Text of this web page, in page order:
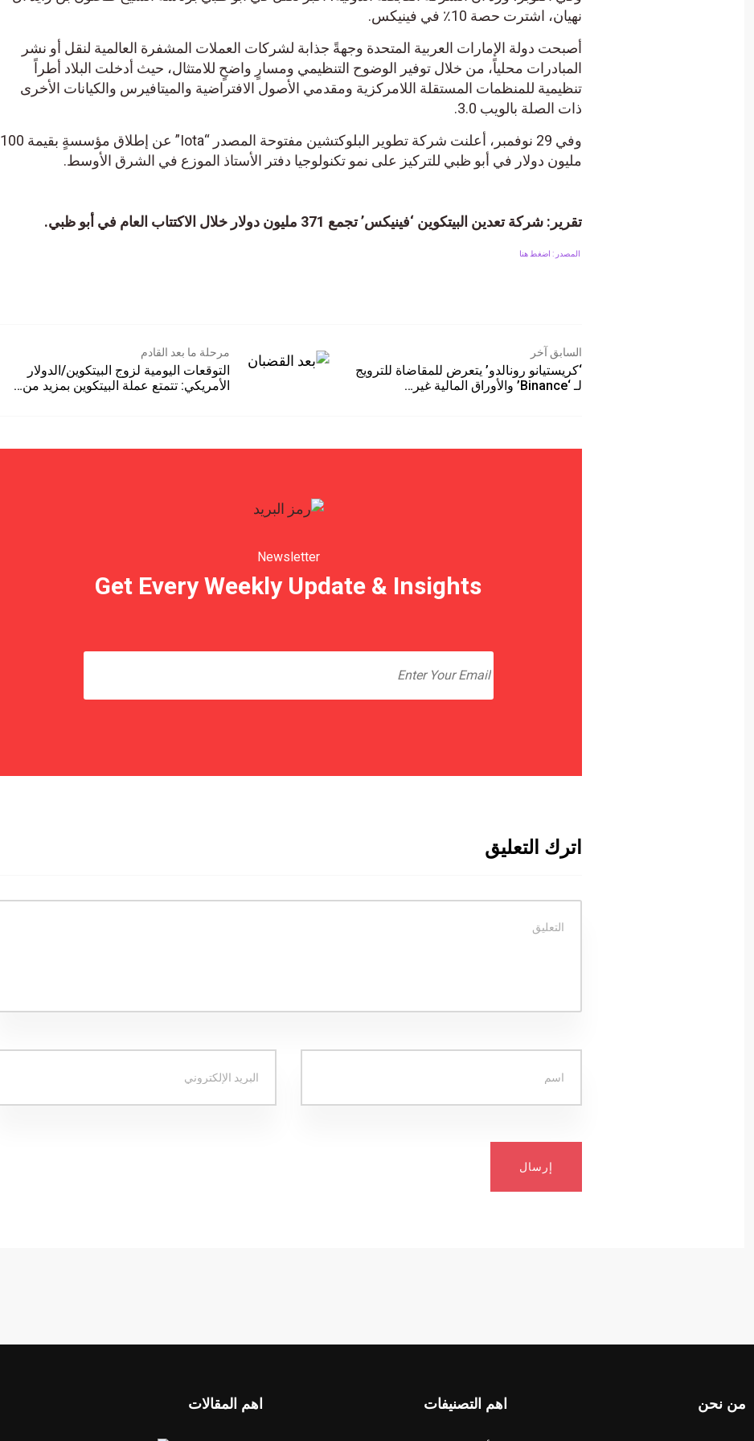
نهيان، اشترت حصة 10٪ في فينيكس.
أصبحت دولة الإمارات العربية المتحدة وجهةً جذابة لشركات العملات المشفرة العالمية لنقل أو نشر
المبادرات محلياً، من خلال توفير الوضوح التنظيمي ومسارٍ واضحٍ للامتثال، حيث أدخلت البلاد أطراً
تنظيمية للمنظمات المستقلة اللامركزية ومقدمي الأصول الافتراضية والميتافيرس والكيانات الأخرى
ذات الصلة بالويب 3.0.
وفي 29 نوفمبر، أعلنت شركة تطوير البلوكتشين مفتوحة المصدر “Iota” عن إطلاق مؤسسةٍ بقيمة 100
مليون دولار في أبو ظبي للتركيز على نمو تكنولوجيا دفتر الأستاذ الموزع في الشرق الأوسط.
تقرير: شركة تعدين البيتكوين ‘فينيكس’ تجمع 371 مليون دولار خلال الاكتتاب العام في أبو ظبي.
المصدر : اضغط هنا
السابق آخر
‘كريستيانو رونالدو’ يتعرض للمقاضاة للترويج
لـ ‘Binance’ والأوراق المالية غير…
مرحلة ما بعد القادم
التوقعات اليومية لزوج البيتكوين/الدولار
الأمريكي: تتمتع عملة البيتكوين بمزيد من…
Newsletter
Get Every Weekly Update & Insights
اترك التعليق
إرسال
من نحن اهم التصنيفات
اهم المقالات